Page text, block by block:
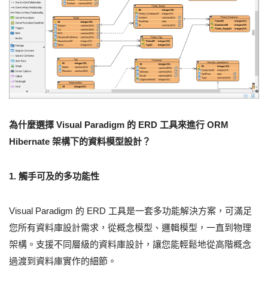
為什麼選擇 Visual Paradigm 的 ERD 工具來進行 ORM
Hibernate 架構下的資料模型設計？
1. 觸手可及的多功能性
Visual Paradigm 的 ERD 工具是一套多功能解決方案，可滿足
您所有資料庫設計需求，從概念模型、邏輯模型，一直到物理
架構。支援不同層級的資料庫設計，讓您能輕鬆地從高階概念
過渡到資料庫實作的細節。